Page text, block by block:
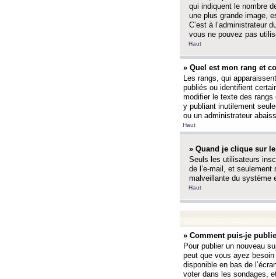
qui indiquent le nombre
une plus grande image,
C’est à l’administrateur
vous ne pouvez pas
Haut
» Quel est mon rang et
Les rangs, qui
publiés ou identifient
modifier le texte des rangs
y publiant inutilement
ou un administrateur
Haut
» Quand je clique sur
Seuls les utilisateurs
de l’e-mail, et
malveillante du système
Haut
» Comment puis-je
Pour publier un nouveau
peut que vous ayez
disponible en bas de
voter dans les sondages,